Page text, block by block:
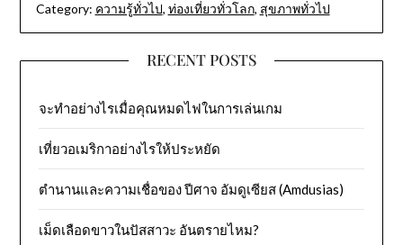
Category: ความรู้ทั่วไป, ท่องเที่ยวทั่วโลก, สุขภาพทั่วไป
RECENT POSTS
จะทำอย่างไรเมื่อคุณหมดไฟในการเล่นเกม
เที่ยวอเมริกาอย่างไรให้ประหยัด
ตำนานและความเชื่อของ ปีศาจ อัมดูเซียส (Amdusias)
เม็ดเลือดขาวในปัสสาวะ อันตรายไหม?